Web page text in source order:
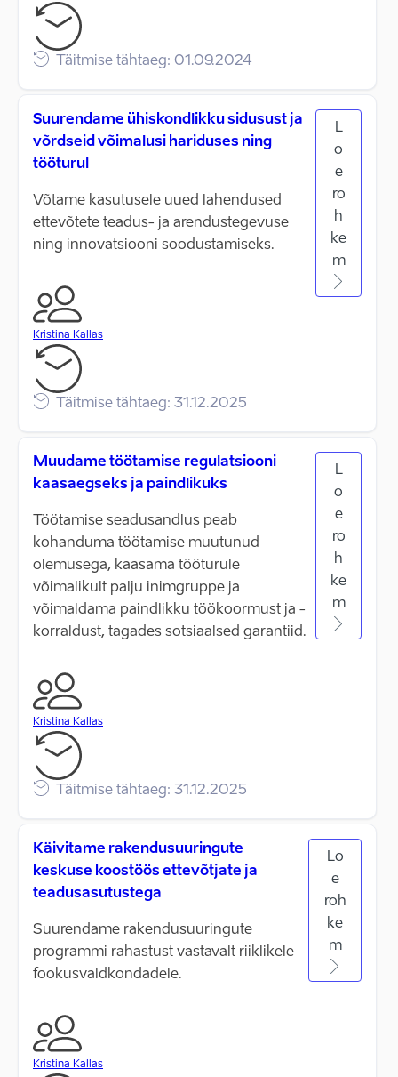
Täitmise tähtaeg: 01.09.2024
Suurendame ühiskondlikku sidusust ja
võrdseid võimalusi hariduses ning
tööturul
Võtame kasutusele uued lahendused
ettevõtete teadus- ja arendustegevuse
ning innovatsiooni soodustamiseks.
Kristina Kallas
Täitmise tähtaeg: 31.12.2025
L
o
e
ro
h
ke
m
Muudame töötamise regulatsiooni
kaasaegseks ja paindlikuks
Töötamise seadusandlus peab
kohanduma töötamise muutunud
olemusega, kaasama tööturule
võimalikult palju inimgruppe ja
võimaldama paindlikku töökoormust ja -
korraldust, tagades sotsiaalsed garantiid.
Kristina Kallas
Täitmise tähtaeg: 31.12.2025
L
o
e
ro
h
ke
m
Käivitame rakendusuuringute
keskuse koostöös ettevõtjate ja
teadusasutustega
Suurendame rakendusuuringute
programmi rahastust vastavalt riiklikele
fookusvaldkondadele.
Kristina Kallas
Lo
e
roh
ke
m